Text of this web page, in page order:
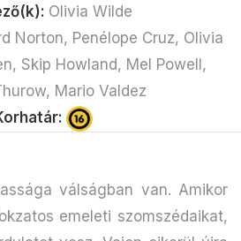
Olivia Wilde
Norton, Penélope Cruz, Olivia
Skip Howland, Mel Powell,
Mario Valdez
válságban van. Amikor
emeleti szomszédaikat,